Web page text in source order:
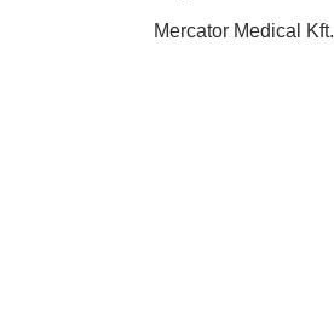
Mercator Medical Kft.